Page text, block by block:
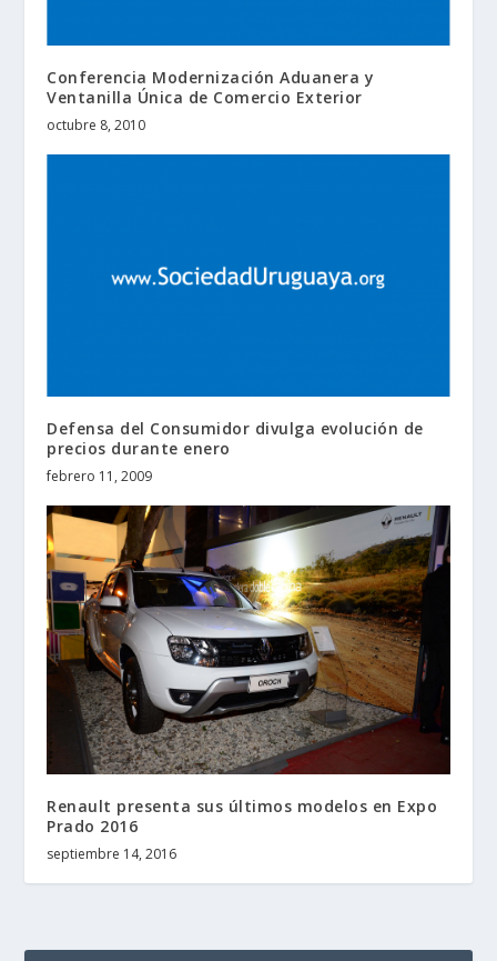
Conferencia Modernización Aduanera y
Ventanilla Única de Comercio Exterior
octubre 8, 2010
Defensa del Consumidor divulga evolución de
precios durante enero
febrero 11, 2009
Renault presenta sus últimos modelos en Expo
Prado 2016
septiembre 14, 2016